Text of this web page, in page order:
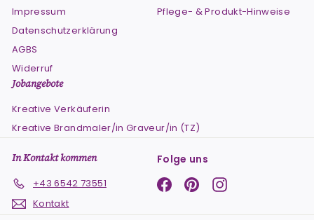
Impressum
Datenschutzerklärung
AGBS
Widerruf
Pflege- & Produkt-Hinweise
Jobangebote
Kreative Verkäuferin
Kreative Brandmaler/in Graveur/in (TZ)
In Kontakt kommen
+43 6542 73551
Kontakt
Folge uns
Facebook
PinterestInstagram